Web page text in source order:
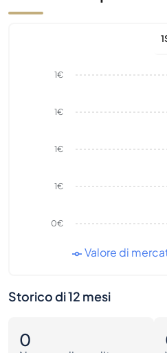
0€
1€
1€
1€
1€
Valore di
Storico di 12 mesi
0